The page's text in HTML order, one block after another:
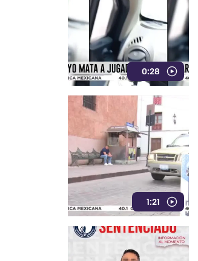
0:28
1:21